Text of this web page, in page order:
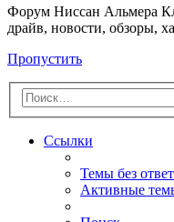
Форум Ниссан Альмера
драйв, новости, обзоры,
Пропустить
Ссылки
Темы без
Активные